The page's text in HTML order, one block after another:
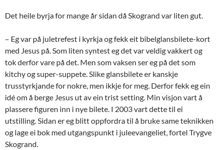
Det heile byrja for mange år sidan då Skogrand var liten gut.
– Eg var på juletrefest i kyrkja og fekk eit bibelglansbilete-kort
med Jesus på. Som liten syntest eg det var veldig vakkert og
tok derfor vare på det. Men som vaksen ser eg på det som
kitchy og super-suppete. Slike glansbilete er kanskje
trusstyrkjande for nokre, men ikkje for meg. Derfor fekk eg ein
idé om å berge Jesus ut av ein trist setting. Min visjon vart å
plassere figuren inn i nye bilete. I 2003 vart dette til ei
utstilling. Sidan er eg blitt oppfordra til å bruke same teknikken
og lage ei bok med utgangspunkt i juleevangeliet, fortel Trygve
Skogrand.